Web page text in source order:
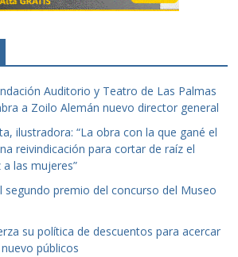
Auditorio y Teatro de Las Palmas
a Zoilo Alemán nuevo director general
ilustradora: “La obra con la que gané el
reivindicación para cortar de raíz el
las mujeres”
segundo premio del concurso del Museo
su política de descuentos para acercar
públicos